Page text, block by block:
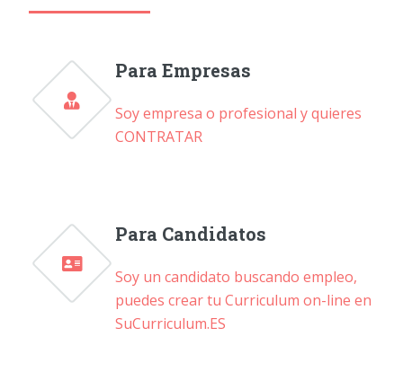
Para Empresas
Soy empresa o profesional y quieres
CONTRATAR
Para Candidatos
Soy un candidato buscando empleo,
puedes crear tu Curriculum on-line en
SuCurriculum.ES